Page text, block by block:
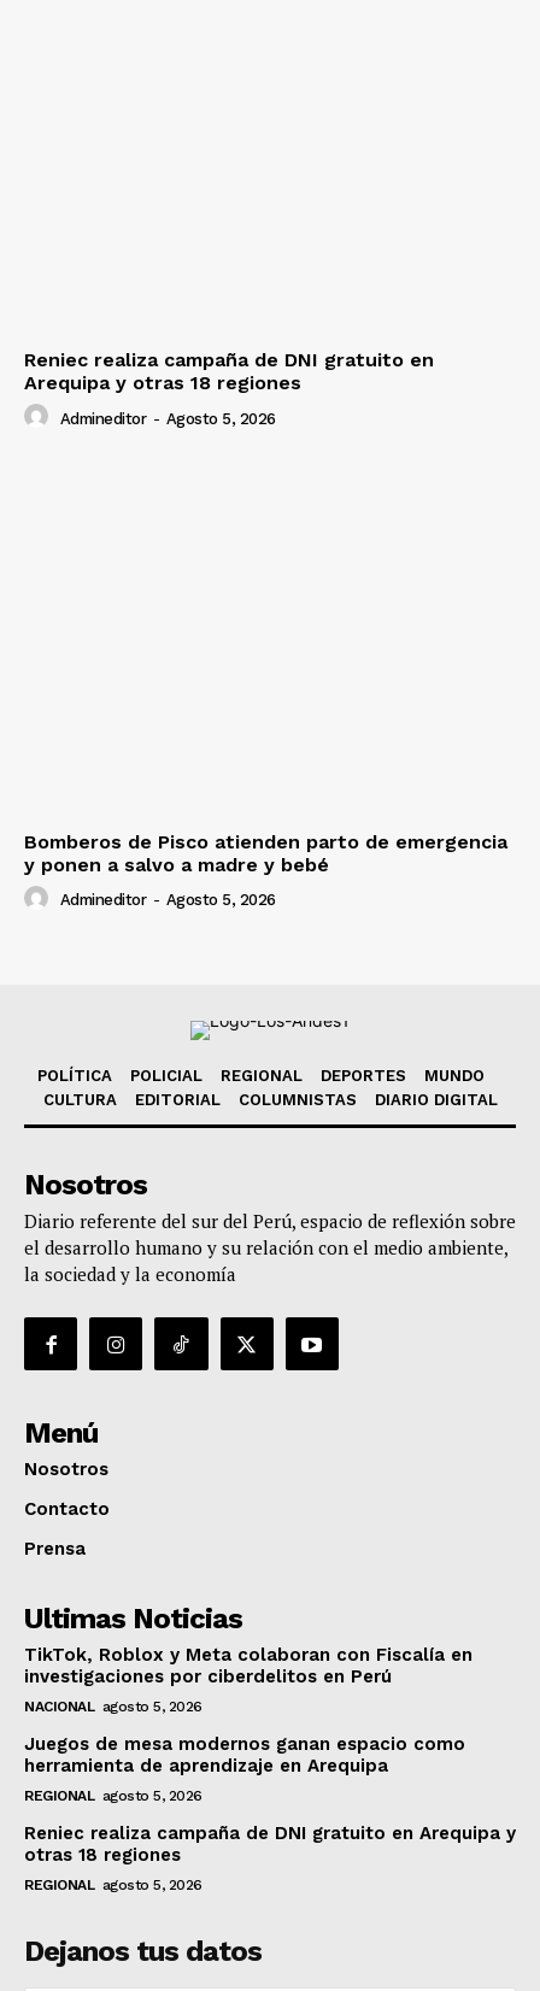
Reniec realiza campaña de DNI gratuito en
Arequipa y otras 18 regiones
Admineditor - Agosto 5, 2026
Bomberos de Pisco atienden parto de emergencia
y ponen a salvo a madre y bebé
Admineditor - Agosto 5, 2026
POLÍTICA POLICIAL REGIONAL DEPORTES
MUNDO
CULTURA
EDITORIAL COLUMNISTAS DIARIO DIGITAL
Nosotros
Diario referente del sur del Perú, espacio de reflexión sobre
el desarrollo humano y su relación con el medio ambiente,
la sociedad y la economía
Menú
Nosotros
Contacto
Prensa
Ultimas Noticias
TikTok, Roblox y Meta colaboran con Fiscalía en
investigaciones por ciberdelitos en Perú
NACIONAL agosto 5, 2026
Juegos de mesa modernos ganan espacio como
herramienta de aprendizaje en Arequipa
REGIONAL agosto 5, 2026
Reniec realiza campaña de DNI gratuito en Arequipa y
otras 18 regiones
REGIONAL agosto 5, 2026
Dejanos tus datos